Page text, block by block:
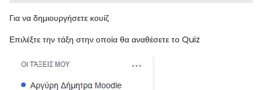
Για να δημιουργήσετε κουίζ
Επιλέξτε την τάξη στην οποία θα αναθέσετε το Quiz